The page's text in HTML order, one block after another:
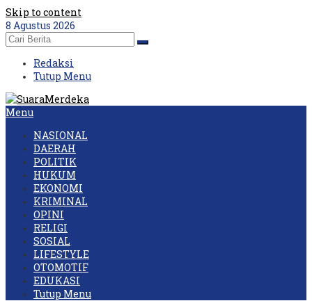
Skip to content
8 Agustus 2026
Redaksi
Tutup Menu
Menu
NASIONAL
DAERAH
POLITIK
HUKUM
EKONOMI
KRIMINAL
OPINI
RELIGI
SOSIAL
LIFESTYLE
OTOMOTIF
EDUKASI
Tutup Menu